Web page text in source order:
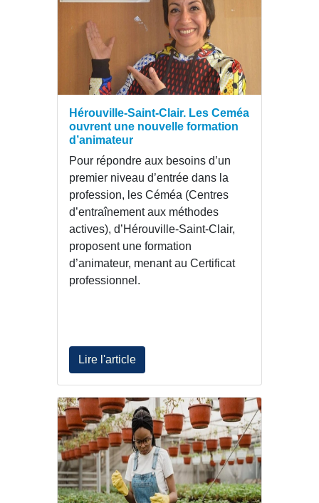
Hérouville-Saint-Clair. Les Ceméa
ouvrent une nouvelle formation
d’animateur
Pour répondre aux besoins d’un
premier niveau d’entrée dans la
profession, les Céméa (Centres
d’entraînement aux méthodes
actives), d’Hérouville-Saint-Clair,
proposent une formation
d’animateur, menant au Certificat
professionnel.
Lire l'article